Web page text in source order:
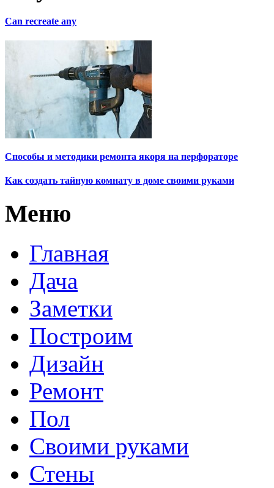
Can recreate any
Способы и методики ремонта якоря на перфораторе
Как создать тайную комнату в доме своими руками
Меню
Главная
Дача
Заметки
Построим
Дизайн
Ремонт
Пол
Своими руками
Стены